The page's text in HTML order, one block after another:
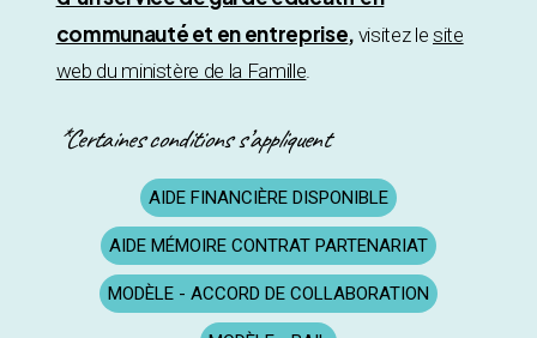
communauté et en entreprise, visitez le site
web du ministère de la Famille.
*Certaines conditions s’appliquent
AIDE FINANCIÈRE DISPONIBLE
AIDE MÉMOIRE CONTRAT PARTENARIAT
MODÈLE - ACCORD DE COLLABORATION